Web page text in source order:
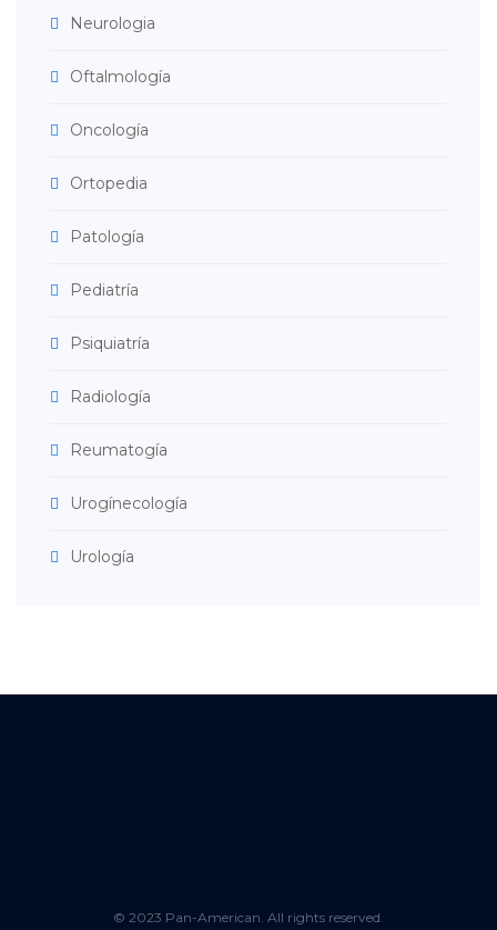
Neurologia
Oftalmología
Oncología
Ortopedia
Patología
Pediatría
Psiquiatría
Radiología
Reumatogía
Urogínecología
Urología
© 2023 Pan-American. All rights reserved.